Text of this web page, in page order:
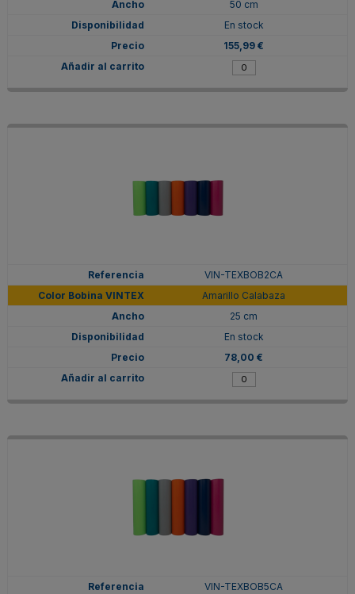
50 cm
En stock
155,99 €
VIN-TEXBOB2CA
Amarillo Calabaza
25 cm
En stock
78,00 €
VIN-TEXBOB5CA